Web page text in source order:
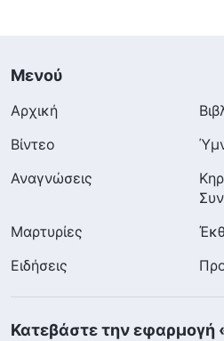
Μενού
Αρχική
Βίντεο
Αναγνώσεις
Μαρτυρίες
Ειδήσεις
Κατεβάστε την εφαρμογή